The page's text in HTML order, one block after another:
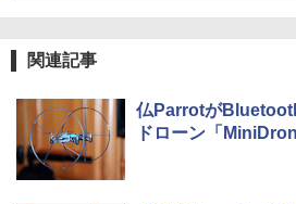
関連記事
仏Parrotが
ドローン「